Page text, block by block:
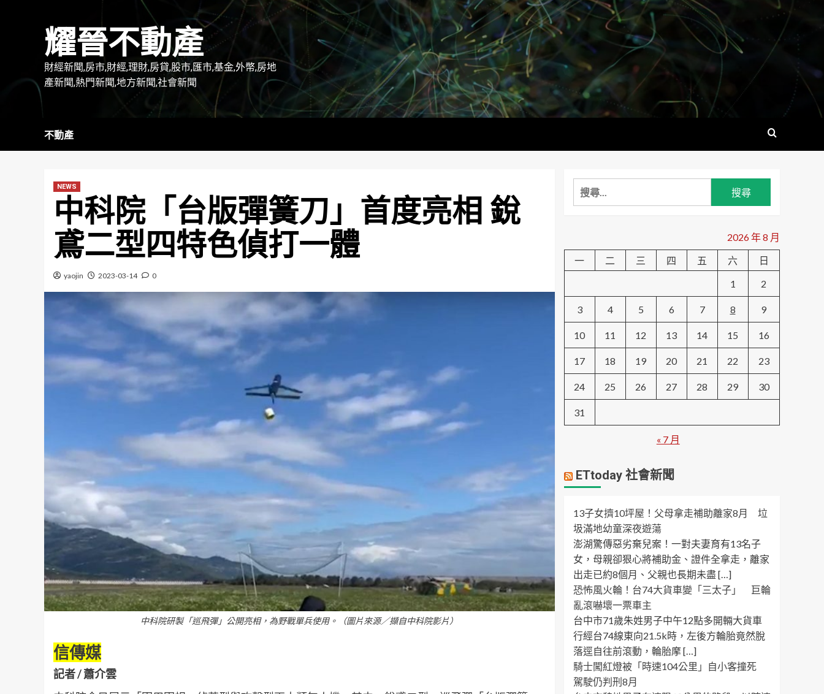
耀晉不動產
財經新聞,房市,財經,理財,房貸,股市,匯市,基金,外幣,房地
產新聞,熱門新聞,地方新聞,社會新聞
不動產
NEWS
中科院「台版彈簧刀」首度亮相 銳
鳶二型四特色偵打一體
yaojin 2023-03-14 0
中科院研製「巡飛彈」公開亮相，為野戰單兵使用。（圖片來源／擷自中科院影片）
信傳媒
記者 / 蕭介雲
搜
尋
字:
2026 年 8 月
一
二 三 四 五 六
日
1
2
3 4 5 6 7 8 9
10 11 12 13 14 15 16
17 18 19 20 21 22 23
24 25 26 27 28 29 30
31
« 7 月
ETtoday 社會新聞
13子女擠10坪屋！父母拿走補助離家8月 垃
圾滿地幼童深夜遊蕩
澎湖驚傳惡劣棄兒案！一對夫妻育有13名子
女，母親卻狠心將補助金、證件全拿走，離家
出走已約8個月、父親也長期未盡 […]
恐怖風火輪！台74大貨車變「三太子」 巨輪
亂滾嚇壞一票車主
台中市71歲朱姓男子中午12點多開輛大貨車
行經台74線東向21.5k時，左後方輪胎竟然脫
落逕自往前滾動，輪胎摩 […]
騎士闖紅燈被「時速104公里」自小客撞死
駕駛仍判刑8月